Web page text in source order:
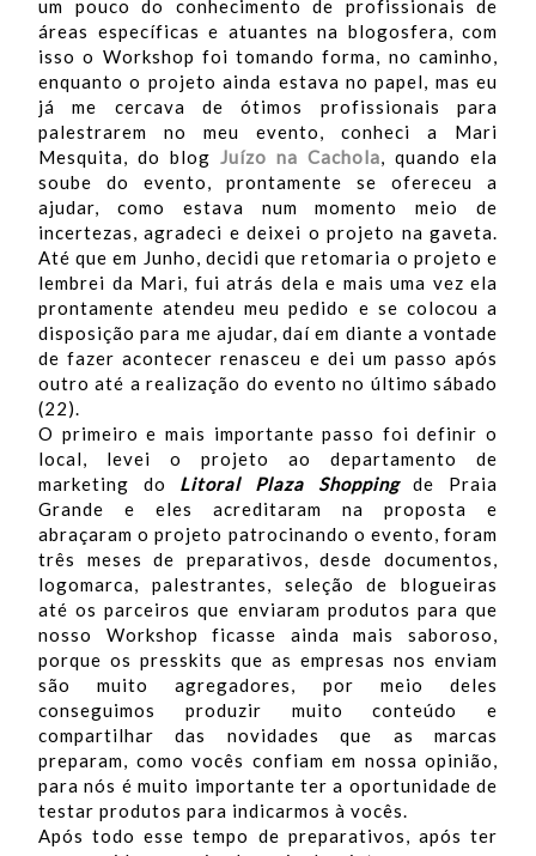
um pouco do conhecimento de profissionais de
áreas específicas e atuantes na blogosfera, com
isso o Workshop foi tomando forma, no caminho,
enquanto o projeto ainda estava no papel, mas eu
já me cercava de ótimos profissionais para
palestrarem no meu evento, conheci a Mari
Mesquita, do blog Juízo na Cachola, quando ela
soube do evento, prontamente se ofereceu a
ajudar, como estava num momento meio de
incertezas, agradeci e deixei o projeto na gaveta.
Até que em Junho, decidi que retomaria o projeto e
lembrei da Mari, fui atrás dela e mais uma vez ela
prontamente atendeu meu pedido e se colocou a
disposição para me ajudar, daí em diante a vontade
de fazer acontecer renasceu e dei um passo após
outro até a realização do evento no último sábado
(22).
O primeiro e mais importante passo foi definir o
local, levei o projeto ao departamento de
marketing do Litoral Plaza Shoppingde Praia
Grande e eles acreditaram na proposta e
abraçaram o projeto patrocinando o evento, foram
três meses de preparativos, desde documentos,
logomarca, palestrantes, seleção de blogueiras
até os parceiros que enviaram produtos para que
nosso Workshop ficasse ainda mais saboroso,
porque os presskits que as empresas nos enviam
são muito agregadores, por meio deles
conseguimos produzir muito conteúdo e
compartilhar das novidades que as marcas
preparam, como vocês confiam em nossa opinião,
para nós é muito importante ter a oportunidade de
testar produtos para indicarmos à vocês.
Após todo esse tempo de preparativos, após ter